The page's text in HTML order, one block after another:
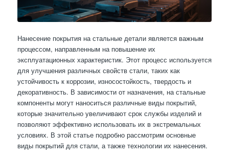
Нанесение покрытия на стальные детали является важным
процессом, направленным на повышение их
эксплуатационных характеристик. Этот процесс используется
для улучшения различных свойств стали, таких как
устойчивость к коррозии, износостойкость, твердость и
декоративность. В зависимости от назначения, на стальные
компоненты могут наноситься различные виды покрытий,
которые значительно увеличивают срок службы изделий и
позволяют эффективно использовать их в экстремальных
условиях. В этой статье подробно рассмотрим основные
виды покрытий для стали, а также технологии их нанесения.